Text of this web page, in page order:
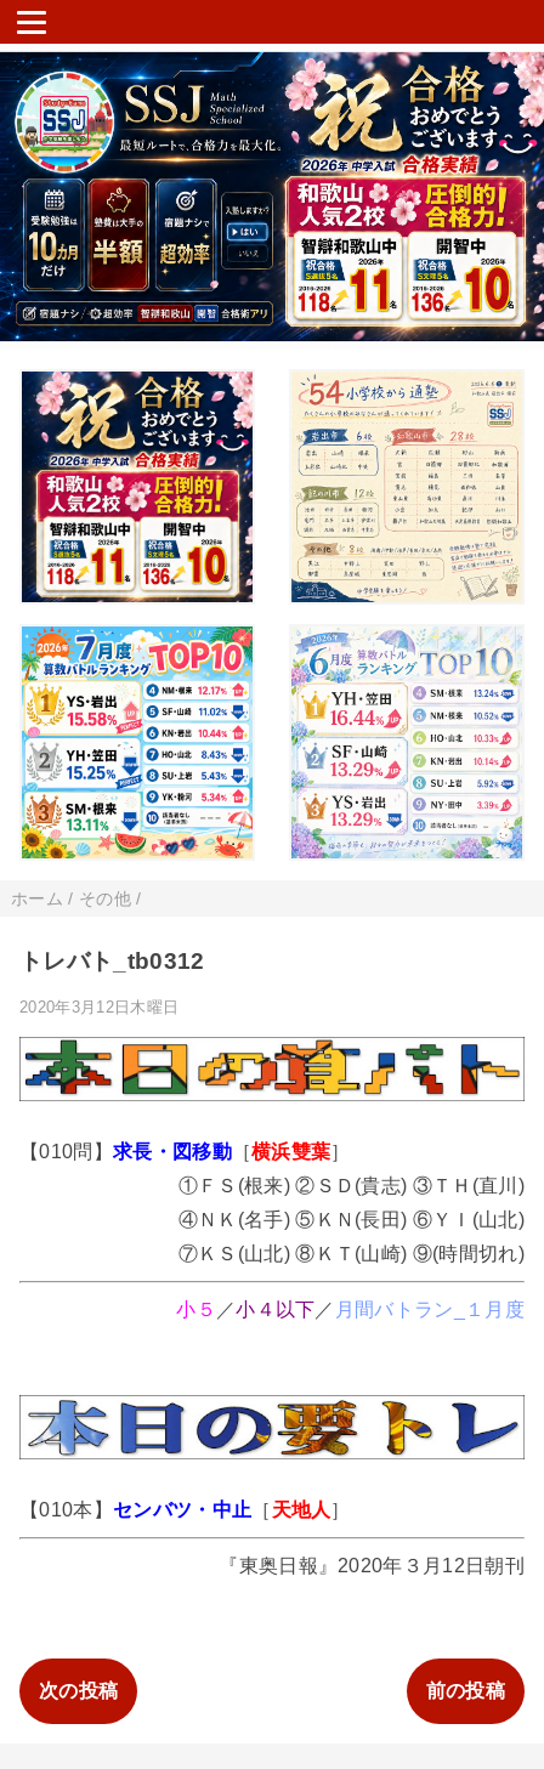
ホーム / その他/
トレバト_tb0312
2020年3月12日木曜日
【010問】 求長・図移動［横浜雙葉］
①ＦＳ(根来) ②ＳＤ(貴志) ③ＴＨ(直川)
④ＮＫ(名手) ⑤ＫＮ(長田) ⑥ＹＩ(山北)
⑦ＫＳ(山北) ⑧ＫＴ(山崎) ⑨(時間切れ)
小５ ／小４以下 ／ 月間バトラン_１月度
【010本】 センバツ・中止 ［ 天地人 ］
『東奥日報』2020年３月12日朝刊
次の投稿 前の投稿